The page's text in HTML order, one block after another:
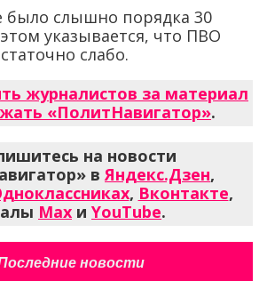
было слышно порядка 30
указывается, что ПВО
слабо.
журналистов за материал
«ПолитНавигатор».
на новости
вЯндекс.Дзен,
, Вконтакте,
Max и YouTube.
новости